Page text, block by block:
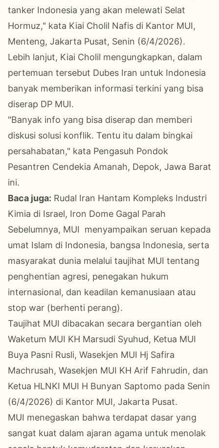
tanker Indonesia yang akan melewati Selat
Hormuz," kata Kiai Cholil Nafis di Kantor MUI,
Menteng, Jakarta Pusat, Senin (6/4/2026).
Lebih lanjut, Kiai Cholil mengungkapkan, dalam
pertemuan tersebut Dubes Iran untuk Indonesia
banyak memberikan informasi terkini yang bisa
diserap DP MUI.
"Banyak info yang bisa diserap dan memberi
diskusi solusi konflik. Tentu itu dalam bingkai
persahabatan," kata Pengasuh Pondok
Pesantren Cendekia Amanah, Depok, Jawa Barat
ini.
Baca juga: Rudal Iran Hantam Kompleks Industri
Kimia di Israel, Iron Dome Gagal Parah
Sebelumnya, MUI menyampaikan seruan kepada
umat Islam di Indonesia, bangsa Indonesia, serta
masyarakat dunia melalui taujihat MUI tentang
penghentian agresi, penegakan hukum
internasional, dan keadilan kemanusiaan atau
stop war (berhenti perang).
Taujihat MUI dibacakan secara bergantian oleh
Waketum MUI KH Marsudi Syuhud, Ketua MUI
Buya Pasni Rusli, Wasekjen MUI Hj Safira
Machrusah, Wasekjen MUI KH Arif Fahrudin, dan
Ketua HLNKI MUI H Bunyan Saptomo pada Senin
(6/4/2026) di Kantor MUI, Jakarta Pusat.
MUI menegaskan bahwa terdapat dasar yang
sangat kuat dalam ajaran agama untuk menolak